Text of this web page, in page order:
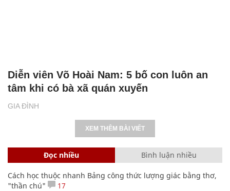
GIA ĐÌNH
Diễn viên Võ Hoài Nam: 5 bố con luôn an
tâm khi có bà xã quán xuyến
XEM THÊM BÀI VIẾT
Đọc nhiều Bình luận nhiều
Cách học thuộc nhanh Bảng công thức lượng giác bằng thơ,
"thần chú"
17